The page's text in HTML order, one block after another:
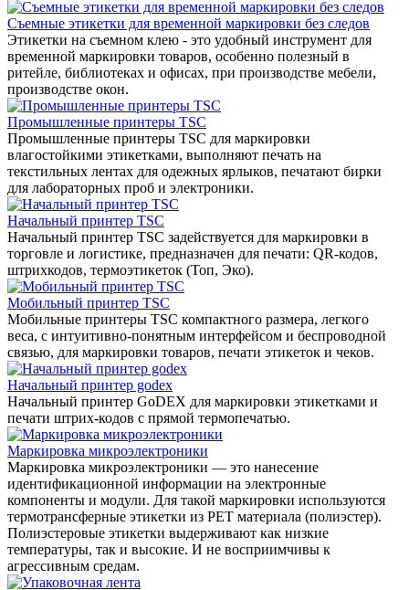
Съемные этикетки для временной маркировки без следов
Этикетки на съемном клею - это удобный инструмент для
временной маркировки товаров, особенно полезный в
ритейле, библиотеках и офисах, при производстве мебели,
производстве окон.
Промышленные принтеры TSC
Промышленные принтеры TSC для маркировки
влагостойкими этикетками, выполняют печать на
текстильных лентах для одежных ярлыков, печатают бирки
для лабораторных проб и электроники.
Начальный принтер TSC
Начальный принтер TSC задействуется для маркировки в
торговле и логистике, предназначен для печати: QR-кодов,
штрихкодов, термоэтикеток (Топ, Эко).
Мобильный принтер TSC
Мобильные принтеры TSC компактного размера, легкого
веса, с интуитивно-понятным интерфейсом и беспроводной
связью, для маркировки товаров, печати этикеток и чеков.
Начальный принтер godex
Начальный принтер GoDEX для маркировки этикетками и
печати штрих-кодов с прямой термопечатью.
Маркировка микроэлектроники
Маркировка микроэлектроники — это нанесение
идентификационной информации на электронные
компоненты и модули. Для такой маркировки используются
термотрансферные этикетки из PET материала (полиэстер).
Полиэстеровые этикетки выдерживают как низкие
температуры, так и высокие. И не восприимчивы к
агрессивным средам.